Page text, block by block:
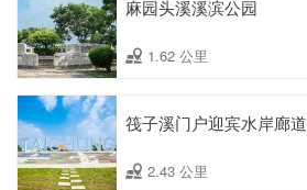
麻园头溪溪滨公园
1.62 公里
筏子溪门户迎宾水岸廊道
2.43 公里